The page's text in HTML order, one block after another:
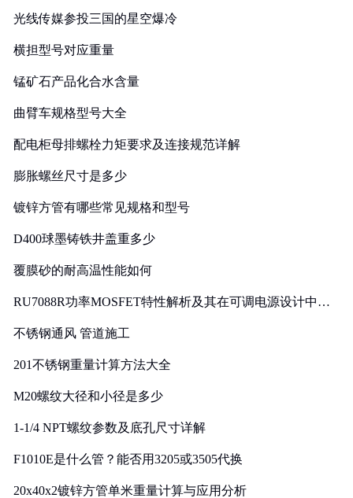
光线传媒参投三国的星空爆冷
横担型号对应重量
锰矿石产品化合水含量
曲臂车规格型号大全
配电柜母排螺栓力矩要求及连接规范详解
膨胀螺丝尺寸是多少
镀锌方管有哪些常见规格和型号
D400球墨铸铁井盖重多少
覆膜砂的耐高温性能如何
RU7088R功率MOSFET特性解析及其在可调电源设计中的
不锈钢通风 管道施工
201不锈钢重量计算方法大全
M20螺纹大径和小径是多少
1-1/4 NPT螺纹参数及底孔尺寸详解
F1010E是什么管？能否用3205或3505代换
20x40x2镀锌方管单米重量计算与应用分析